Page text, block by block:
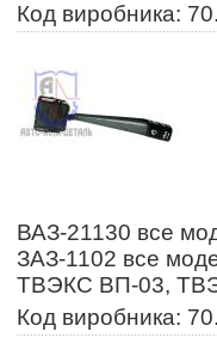
Код виробника:
ВАЗ-21130 все
ЗАЗ-1102 все
ТВЭКС ВП-03,
Код виробника: